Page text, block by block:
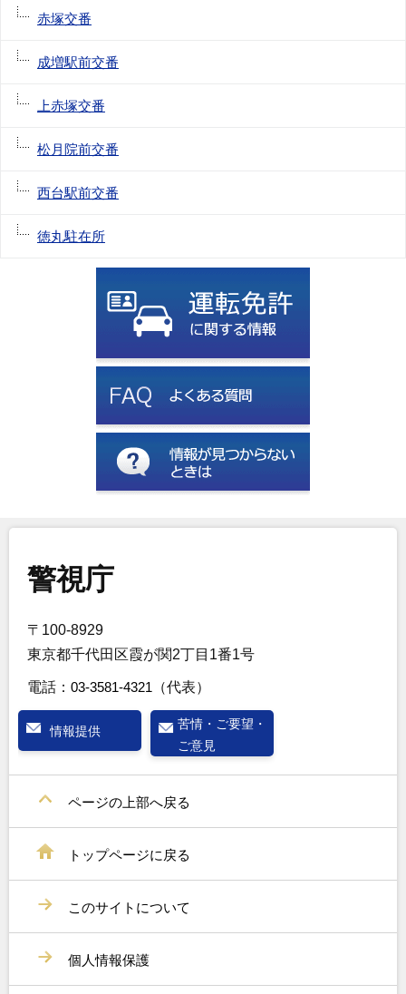
赤塚交番
成増駅前交番
上赤塚交番
松月院前交番
西台駅前交番
徳丸駐在所
警視庁
〒100-8929
東京都千代田区霞が関2丁目1番1号
電話： 03-3581-4321 （代表）
情報提供
苦情・ご要望・
ご意見
ページの上部へ戻る
トップページに戻る
このサイトについて
個人情報保護